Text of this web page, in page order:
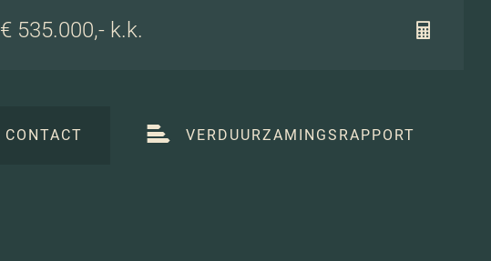
€ 535.000,- k.k.
CONTACT VERDUURZAMINGSRAPPORT